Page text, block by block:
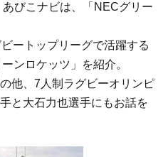
びこナビは、「NECグリー
ートップリーグで活躍する
ンロケッツ」を紹介。
他、7人制ラグビーオリンピ
と大石力也選手にもお話を